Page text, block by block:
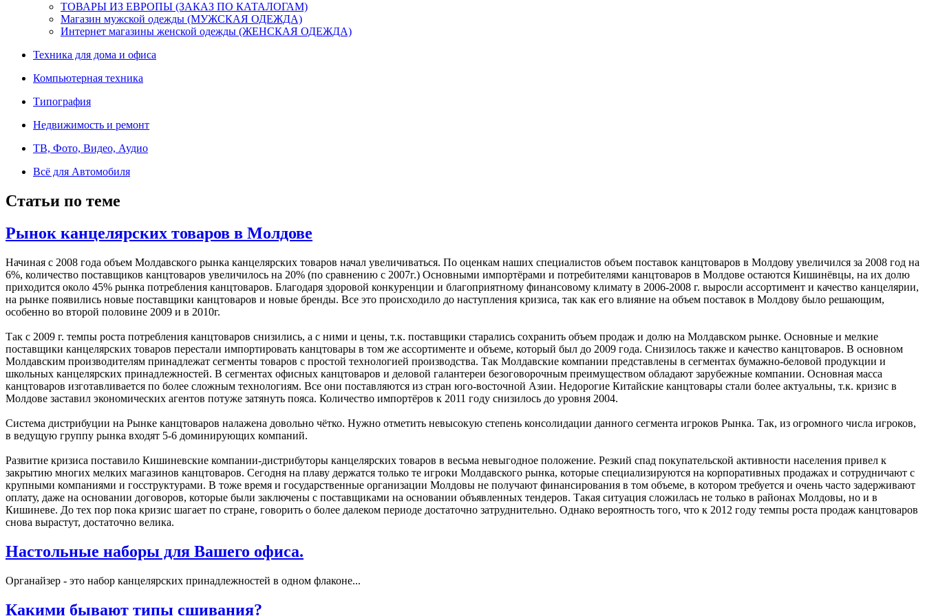
ТОВАРЫ ИЗ ЕВРОПЫ (ЗАКАЗ ПО КАТАЛОГАМ)
Магазин мужской одежды (МУЖСКАЯ ОДЕЖДА)
Интернет магазины женской одежды (ЖЕНСКАЯ ОДЕЖДА)
Техника для дома и офиса
Компьютерная техника
Типография
Недвижимость и ремонт
ТВ, Фото, Видео, Аудио
Всё для Автомобиля
Статьи по теме
Рынок канцелярских товаров в Молдове
Начиная с 2008 года объем Молдавского рынка канцелярских товаров начал увеличиваться. По оценкам наших специалистов объем поставок канцтоваров в Молдову увеличился за 2008 год на
6%, количество поставщиков канцтоваров увеличилось на 20% (по сравнению с 2007г.) Основными импортёрами и потребителями канцтоваров в Молдове остаются Кишинёвцы, на их долю
приходится около 45% рынка потребления канцтоваров. Благодаря здоровой конкуренции и благоприятному финансовому климату в 2006-2008 г. выросли ассортимент и качество канцелярии,
на рынке появились новые поставщики канцтоваров и новые бренды. Все это происходило до наступления кризиса, так как его влияние на объем поставок в Молдову было решающим,
особенно во второй половине 2009 и в 2010г.
Так с 2009 г. темпы роста потребления канцтоваров снизились, а с ними и цены, т.к. поставщики старались сохранить объем продаж и долю на Молдавском рынке. Основные и мелкие
поставщики канцелярских товаров перестали импортировать канцтовары в том же ассортименте и объеме, который был до 2009 года. Снизилось также и качество канцтоваров. В основном
Молдавским производителям принадлежат сегменты товаров с простой технологией производства. Так Молдавские компании представлены в сегментах бумажно-беловой продукции и
школьных канцелярских принадлежностей. В сегментах офисных канцтоваров и деловой галантереи безоговорочным преимуществом обладают зарубежные компании. Основная масса
канцтоваров изготавливается по более сложным технологиям. Все они поставляются из стран юго-восточной Азии. Недорогие Китайские канцтовары стали более актуальны, т.к. кризис в
Молдове заставил экономических агентов потуже затянуть пояса. Количество импортёров к 2011 году снизилось до уровня 2004.
Система дистрибуции на Рынке канцтоваров налажена довольно чётко. Нужно отметить невысокую степень консолидации данного сегмента игроков Рынка. Так, из огромного числа игроков,
в ведущую группу рынка входят 5-6 доминирующих компаний.
Развитие кризиса поставило Кишиневские компании-дистрибуторы канцелярских товаров в весьма невыгодное положение. Резкий спад покупательской активности населения привел к
закрытию многих мелких магазинов канцтоваров. Сегодня на плаву держатся только те игроки Молдавского рынка, которые специализируются на корпоративных продажах и сотрудничают с
крупными компаниями и госструктурами. В тоже время и государственные организации Молдовы не получают финансирования в том объеме, в котором требуется и очень часто задерживают
оплату, даже на основании договоров, которые были заключены с поставщиками на основании объявленных тендеров. Такая ситуация сложилась не только в районах Молдовы, но и в
Кишиневе. До тех пор пока кризис шагает по стране, говорить о более далеком периоде достаточно затруднительно. Однако вероятность того, что к 2012 году темпы роста продаж канцтоваров
снова вырастут, достаточно велика.
Настольные наборы для Вашего офиса.
Органайзер - это набор канцелярских принадлежностей в одном флаконе...
Какими бывают типы сшивания?